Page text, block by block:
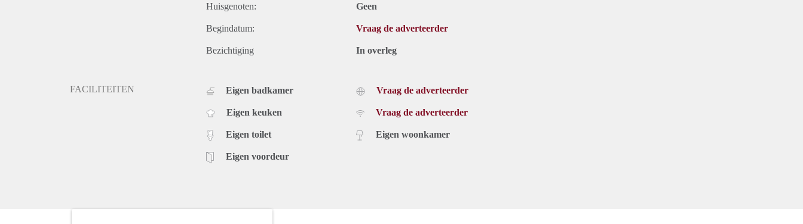
Huisgenoten: Geen
Begindatum: Vraag de adverteerder
Bezichtiging In overleg
FACILITEITEN Eigen badkamer
Eigen keuken
Eigen toilet
Eigen voordeur
Vraag de adverteerder
Vraag de adverteerder
Eigen woonkamer